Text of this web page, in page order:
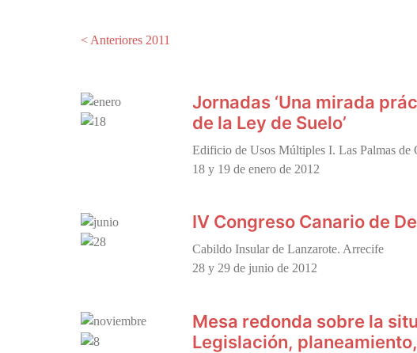
< Anteriores 2011
Jornadas ‘Una mirada
de la Ley de Suelo’
Edificio de Usos Múltiples I. Las Palmas de
18 y 19 de enero de 2012
IV Congreso Canario de
Cabildo Insular de Lanzarote. Arrecife
28 y 29 de junio de 2012
Mesa redonda sobre la
Legislación,